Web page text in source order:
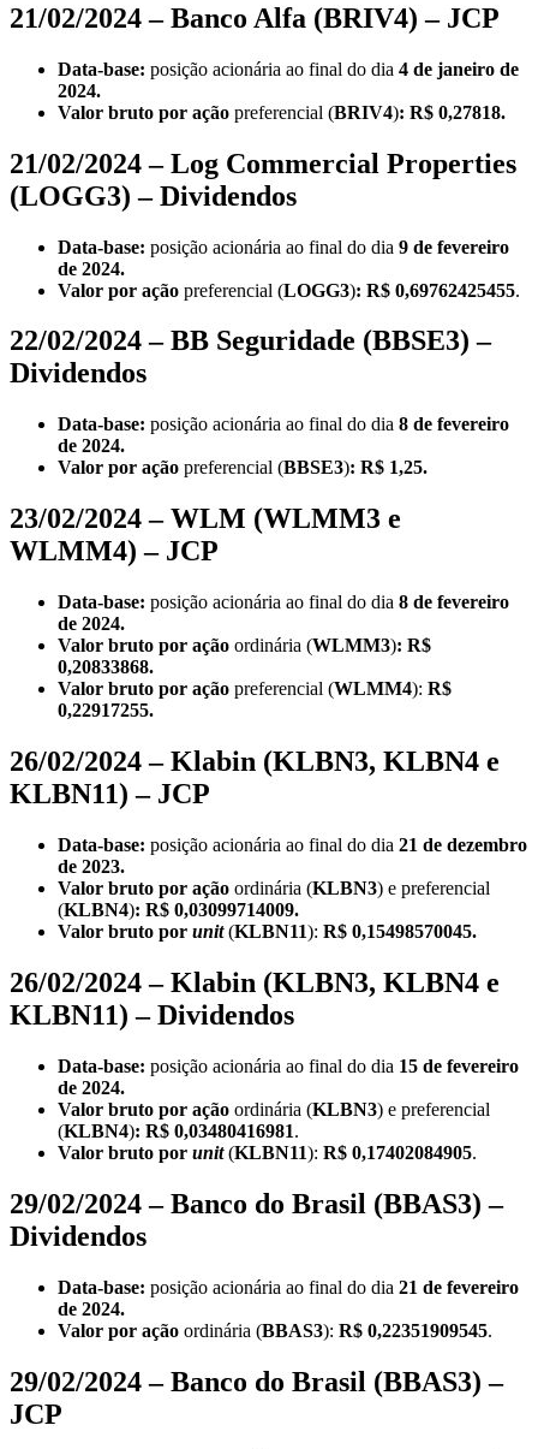
21/02/2024 – Banco Alfa (BRIV4) – JCP
Data-base: posição acionária ao final do dia 4 de janeiro de
2024.
Valor bruto por ação preferencial (BRIV4): R$ 0,27818.
21/02/2024 – Log Commercial Properties
(LOGG3) – Dividendos
Data-base: posição acionária ao final do dia 9 de fevereiro
de 2024.
Valor por ação preferencial (LOGG3): R$ 0,69762425455.
22/02/2024 – BB Seguridade (BBSE3) –
Dividendos
Data-base: posição acionária ao final do dia 8 de fevereiro
de 2024.
Valor por ação preferencial (BBSE3): R$ 1,25.
23/02/2024 – WLM (WLMM3 e
WLMM4) – JCP
Data-base: posição acionária ao final do dia 8 de fevereiro
de 2024.
Valor bruto por ação ordinária (WLMM3): R$
0,20833868.
Valor bruto por ação preferencial (WLMM4): R$
0,22917255.
26/02/2024 – Klabin (KLBN3, KLBN4 e
KLBN11) – JCP
Data-base: posição acionária ao final do dia 21 de dezembro
de 2023.
Valor bruto por ação ordinária (KLBN3) e preferencial
(KLBN4): R$ 0,03099714009.
Valor bruto por unit(KLBN11): R$ 0,15498570045.
26/02/2024 – Klabin (KLBN3, KLBN4 e
KLBN11) – Dividendos
Data-base: posição acionária ao final do dia 15 de fevereiro
de 2024.
Valor bruto por ação ordinária (KLBN3) e preferencial
(KLBN4): R$ 0,03480416981.
Valor bruto por unit(KLBN11): R$ 0,17402084905.
29/02/2024 – Banco do Brasil (BBAS3) –
Dividendos
Data-base: posição acionária ao final do dia 21 de fevereiro
de 2024.
Valor por ação ordinária (BBAS3): R$ 0,22351909545.
29/02/2024 – Banco do Brasil (BBAS3) –
JCP